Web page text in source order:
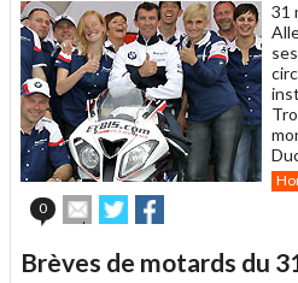
31
0
Envoyer
cet
à
Partager
sur sur
Brèves de motards du